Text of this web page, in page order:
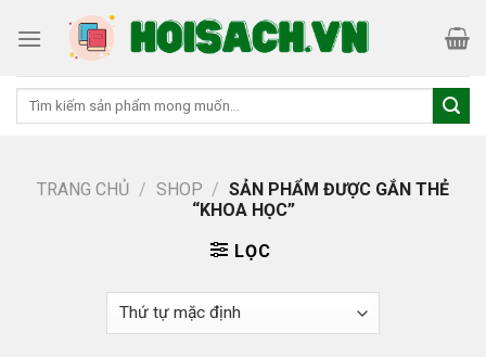
Tìm
TRANG CHỦ / SHOP / SẢN PHẨM ĐƯỢC GẮN THẺ
“KHOA HỌC”
LỌC